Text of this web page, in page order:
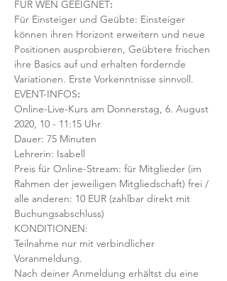
FÜR WEN GEEIGNET:
Für Einsteiger und Geübte: Einsteiger
können ihren Horizont erweitern und neue
Positionen ausprobieren, Geübtere frischen
ihre Basics auf und erhalten fordernde
Variationen. Erste Vorkenntnisse sinnvoll.
EVENT-INFOS:
Online-Live-Kurs am Donnerstag, 6. August
2020, 10 - 11:15 Uhr
Dauer: 75 Minuten
Lehrerin: Isabell
Preis für Online-Stream: für Mitglieder (im
Rahmen der jeweiligen Mitgliedschaft) frei /
alle anderen: 10 EUR (zahlbar direkt mit
Buchungsabschluss)
KONDITIONEN:
Teilnahme nur mit verbindlicher
Voranmeldung.
Nach deiner Anmeldung erhältst du eine